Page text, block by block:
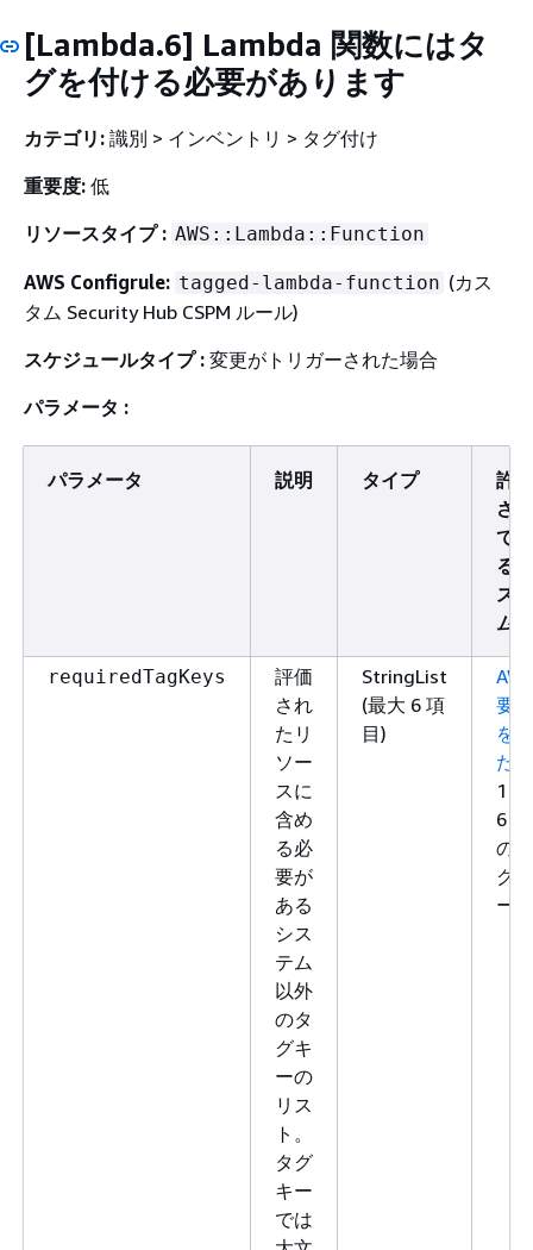
[Lambda.6] Lambda 関数にはタ
グを付ける必要があります
カテゴリ: 識別 > インベントリ > タグ付け
重要度: 低
リソースタイプ : AWS::Lambda::Function
AWS Configrule: tagged-lambda-function (カス
タム Security Hub CSPM ルール)
スケジュールタイプ : 変更がトリガーされた場合
パラメータ :
パラメータ 説明 タイプ
許可
され
てい
るカ
スタ
ム値
requiredTagKeys
評価
され
たリ
ソー
スに
含め
る必
要が
ある
シス
テム
以外
のタ
グキ
ーの
リス
ト。
タグ
キー
では
StringList
(最大 6 項
目)
要件
を満
たす
1～
6 個
のタ
グキ
ー。